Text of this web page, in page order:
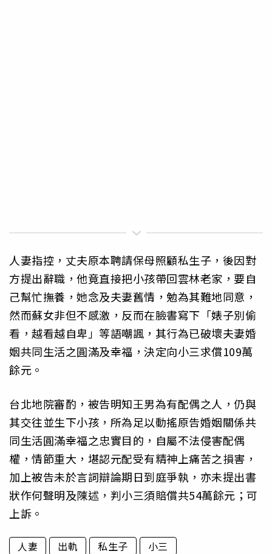
人妻指控，丈夫原本聘請保母照顧私生子，後因對
方提出辭職，他竟直接把小孩帶回雲林老家，要自
己幫忙撫養，她念及夫妻舊情，勉為其難地同意，
然而蘇女非但不感激，反而在臉書寫下「婊子別偷
看，越看越自卑」等語嘲諷，其行為已破壞夫妻婚
姻共同生活之圓滿及幸福，決定向小三求償109萬
餘元。
台北地院審酌，被告明知王男為有配偶之人，仍與
其交往並生下小孩，所為足以動搖原告婚姻關係共
同生活圓滿幸福之忠實目的，自屬不法侵害配偶
權，情節重大，堪認元配受有精神上痛苦之損害，
加上被告未於言詞辯論期日到庭爭執，亦未提出書
狀作何聲明及陳述，判小三須賠償共54萬餘元；可
上訴。
人妻 出軌 私生子 小三